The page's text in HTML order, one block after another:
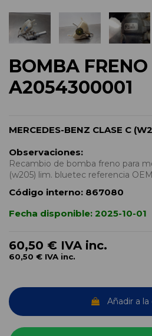
BOMBA FRENO
A2054300001
MERCEDES-BENZ CLASE C
Observaciones:
Recambio de bomba freno para
(w205) lim. bluetec referencia
Código interno: 867080
Fecha disponible: 2025-10-01
60,50 € IVA inc.
60,50 € IVA inc.
Añadir a la